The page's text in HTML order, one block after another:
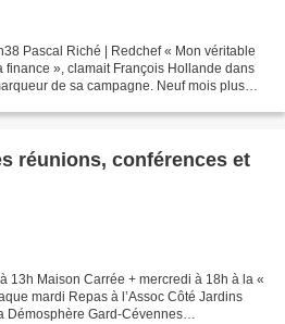
Pascal Riché | Redchef « Mon véritable
finance », clamait François Hollande dans
de sa campagne. Neuf mois plus
réunions, conférences et
13h Maison Carrée + mercredi à 18h à la «
mardi Repas à l’Assoc Côté Jardins
Démosphère Gard-Cévennes